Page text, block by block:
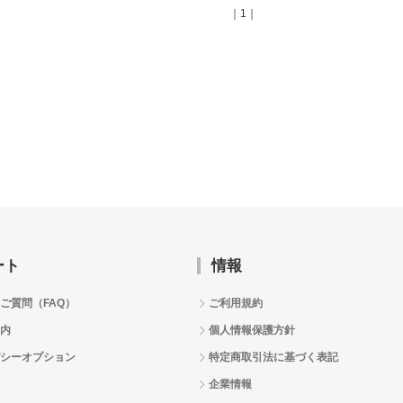
｜1｜
質問（FAQ）
ーオプション
情報
ご利用規約
個人情報保護方針
特定商取引法に基づく表記
企業情報